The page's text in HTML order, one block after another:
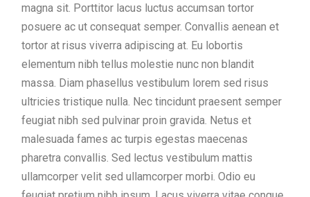
magna sit. Porttitor lacus luctus accumsan tortor
posuere ac ut consequat semper. Convallis aenean et
tortor at risus viverra adipiscing at. Eu lobortis
elementum nibh tellus molestie nunc non blandit
massa. Diam phasellus vestibulum lorem sed risus
ultricies tristique nulla. Nec tincidunt praesent semper
feugiat nibh sed pulvinar proin gravida. Netus et
malesuada fames ac turpis egestas maecenas
pharetra convallis. Sed lectus vestibulum mattis
ullamcorper velit sed ullamcorper morbi. Odio eu